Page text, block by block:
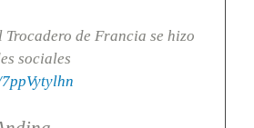
Trocadero de Francia se hizo
sociales